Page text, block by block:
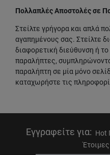
Πολλαπλές Αποστολές σε
Στείλτε γρήγορα και απλά
αγαπημένους σας. Στείλτε
διαφορετική διεύθυνση ή
παραλήπτες,
παραλήπτη σε μία μόνο
καταχωρήστε τις
Εγγραφείτε για: Hot